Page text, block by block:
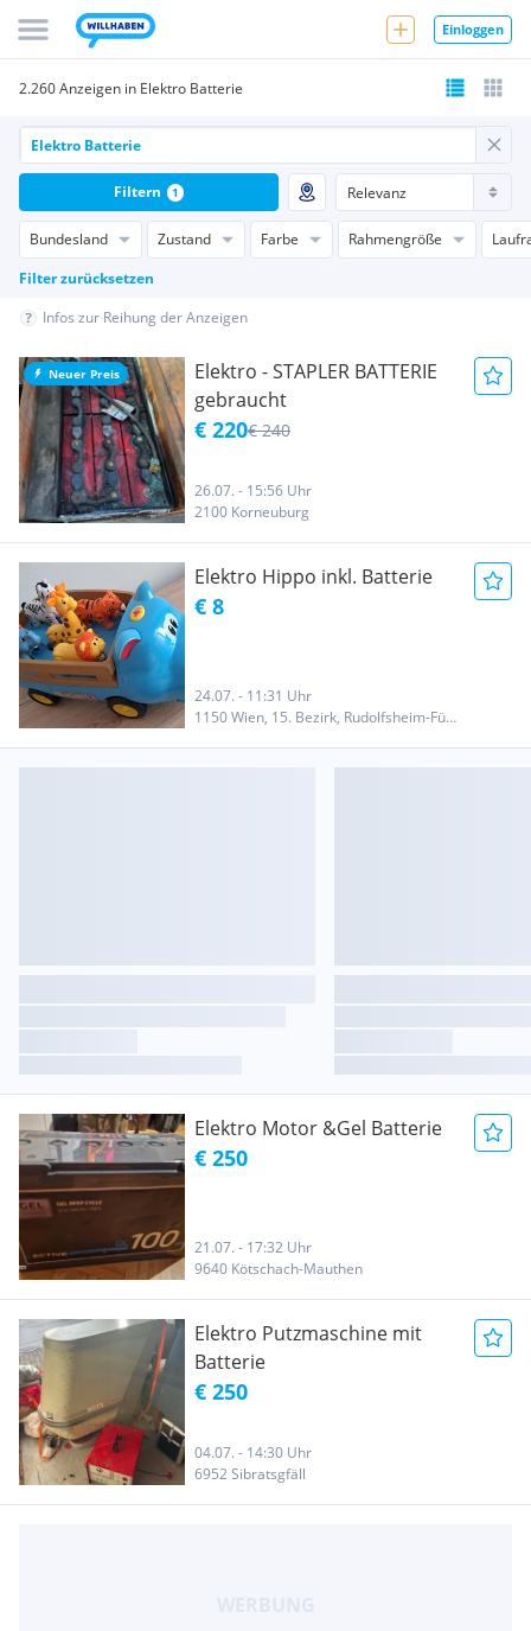
Einloggen
2.260 Anzeigen in Elektro Batterie
Bundesland Zustand Farbe Rahmengröße
Filter zurücksetzen
Filtern 1
Infos zur Reihung der Anzeigen
Neuer Preis
Elektro - STAPLER BATTERIE
gebraucht
€ 220€ 240
26.07. - 15:56 Uhr
2100 Korneuburg
Elektro Hippo inkl. Batterie
€ 8
24.07. - 11:31 Uhr
1150 Wien, 15. Bezirk, Rudolfsheim-Fünfhaus
Elektro Motor &Gel Batterie
€ 250
21.07. - 17:32 Uhr
9640 Kötschach-Mauthen
Elektro Putzmaschine mit
Batterie
€ 250
04.07. - 14:30 Uhr
6952 Sibratsgfäll